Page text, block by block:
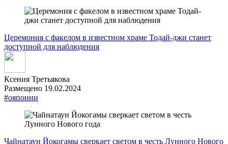
Церемония с факелом в известном храме Тодай-джи станет
доступной для наблюдения
Ксения Третьякова
Размещено 19.02.2024
#ояпонии
Чайнатаун Йокогамы сверкает светом в честь Лунного Нового